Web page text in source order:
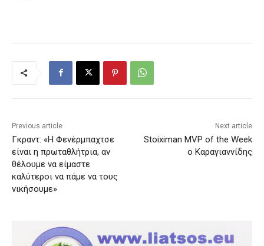
Previous article
Γκραντ: «Η Φενέρμπαχτσε
είναι η πρωταθλήτρια, αν
θέλουμε να είμαστε
καλύτεροι να πάμε να τους
νικήσουμε»
Next article
Stoiximan MVP of the Week
ο Καραγιαννίδης